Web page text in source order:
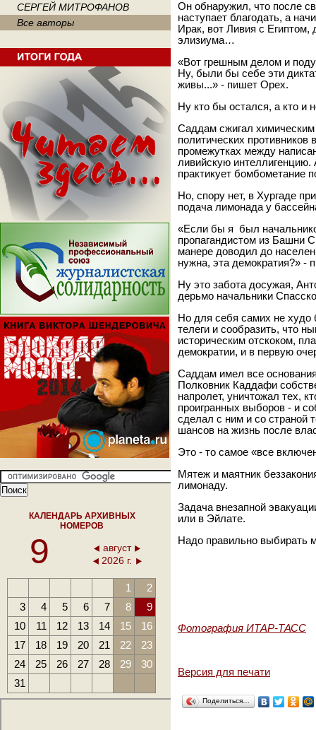
СЕРГЕЙ МИТРОФАНОВ
Все авторы
КАЛЕНДАРЬ АРХИВНЫХ
НОМЕРОВ
9
август
2026 г.
1
2
3
4 5 6 7 8
9
10
11 12 13 14 15
16
17
18 19 20 21 22
23
24
25 26 27 28 29
30
31
Он обнаружил, что после
наступает благодать, а
Ирак, вот Ливия с
элизиума…
«Вот грешным делом и
Ну, были бы себе эти
живы...» - пишет Орех.
Ну кто бы остался, а кто и
Саддам сжигал
политических
промежутках между
ливийскую
практикует бомбометание
Но, спору нет, в Хургаде
подача лимонада у
«Если бы я был
пропагандистом из Башни
манере доводил до
нужна, эта демократия?» -
Ну это забота досужая,
дерьмо начальники
Но для себя самих не
телеги и сообразить, что
историческим отскоком,
демократии, и в первую
Саддам имел все
Полковник Каддафи
напролет, уничтожал тех,
проигранных выборов - и
сделал с ним и со страной
шансов на жизнь после
Это - то самое «все
Мятеж и маятник
лимонаду.
Задача внезапной
или в Эйлате.
Надо правильно
Фотография ИТАР-ТАСС
Версия для печати
Поделиться…